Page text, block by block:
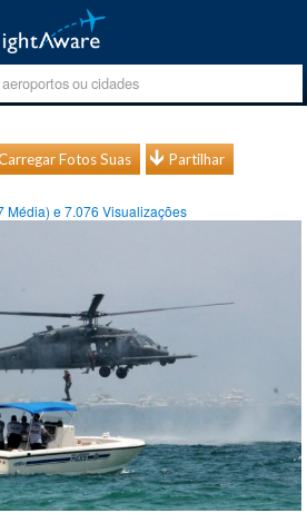
Fotos Suas Partilhar
Média) e7.076 Visualizações